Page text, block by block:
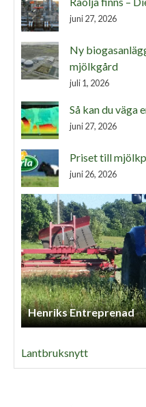
juni 27, 2026
Ny
mjölkgård
juli 1, 2026
Så kan du väga
juni 27, 2026
Priset till
juni 26, 2026
Henriks Entreprenad